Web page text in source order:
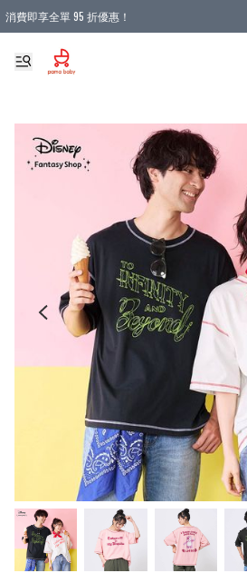
消費即享全單 95 折優惠！
購物滿 HKD 900.00即享免運費優惠！（適用於 本